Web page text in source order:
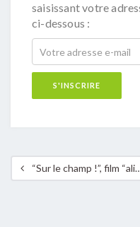
saisissant votre
ci-dessous :
“Sur le champ !”, film “alimenTERRE”, à Bettembourg le 17 octobre